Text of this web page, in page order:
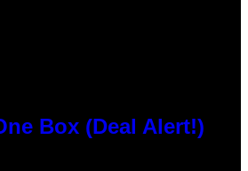
Box (Deal Alert!)